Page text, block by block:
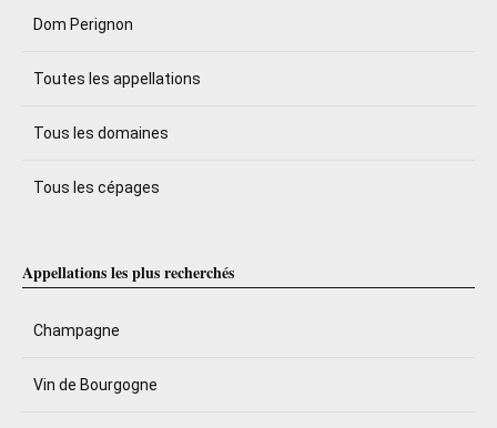
Dom Perignon
Toutes les appellations
Tous les domaines
Tous les cépages
Appellations les plus recherchés
Champagne
Vin de Bourgogne